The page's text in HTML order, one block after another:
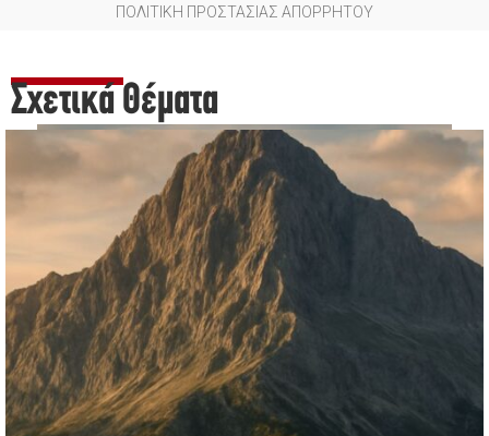
ΠΟΛΙΤΙΚΗ ΠΡΟΣΤΑΣΙΑΣ ΑΠΟΡΡΗΤΟΥ
Σχετικά Θέματα